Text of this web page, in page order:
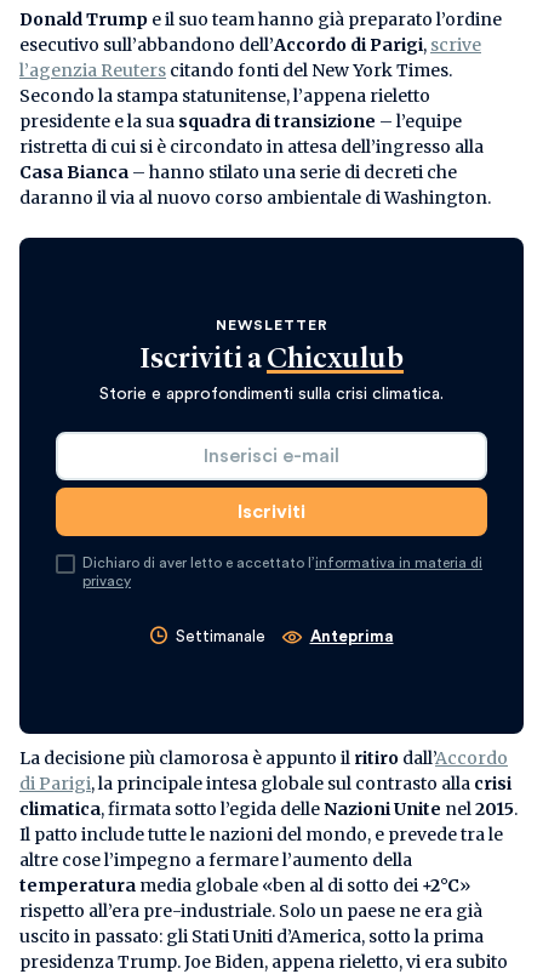
Donald Trump e il suo team hanno già preparato l’ordine
esecutivo sull’abbandono dell’Accordo di Parigi, scrive
l’agenzia Reuters citando fonti del New York Times.
Secondo la stampa statunitense, l’appena rieletto
presidente e la sua squadra di transizione – l’equipe
ristretta di cui si è circondato in attesa dell’ingresso alla
Casa Bianca – hanno stilato una serie di decreti che
daranno il via al nuovo corso ambientale di Washington.
NEWSLETTER
Iscriviti a Chicxulub
Storie e approfondimenti sulla crisi climatica.
Dichiaro di aver letto e accettato l’informativa in materia di
privacy
Settimanale Anteprima
La decisione più clamorosa è appunto il ritiro dall’Accordo
di Parigi, la principale intesa globale sul contrasto alla crisi
climatica, firmata sotto l’egida delleNazioni Unite nel2015.
Il patto include tutte le nazioni del mondo, e prevede tra le
altre cose l’impegno a fermare l’aumento della
temperatura media globale «ben al di sotto dei +2°C»
rispetto all’era pre-industriale. Solo un paese ne era già
uscito in passato: gli Stati Uniti d’America, sotto la prima
presidenza Trump. Joe Biden, appena rieletto, vi era subito